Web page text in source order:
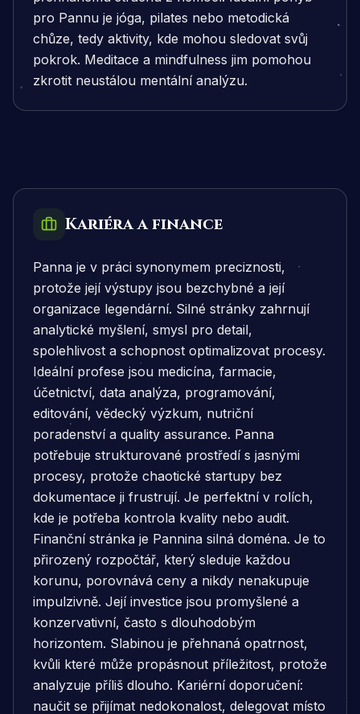
pro Pannu je jóga, pilates nebo metodická
chůze, tedy aktivity, kde mohou sledovat svůj
pokrok. Meditace a mindfulness jim pomohou
zkrotit neustálou mentální analýzu.
Kariéra a finance
Panna je v práci synonymem preciznosti,
protože její výstupy jsou bezchybné a její
organizace legendární. Silné stránky zahrnují
analytické myšlení, smysl pro detail,
spolehlivost a schopnost optimalizovat procesy.
Ideální profese jsou medicína, farmacie,
účetnictví, data analýza, programování,
editování, vědecký výzkum, nutriční
poradenství a quality assurance. Panna
potřebuje strukturované prostředí s jasnými
procesy, protože chaotické startupy bez
dokumentace ji frustrují. Je perfektní v rolích,
kde je potřeba kontrola kvality nebo audit.
Finanční stránka je Pannina silná doména. Je to
přirozený rozpočtář, který sleduje každou
korunu, porovnává ceny a nikdy nenakupuje
impulzivně. Její investice jsou promyšlené a
konzervativní, často s dlouhodobým
horizontem. Slabinou je přehnaná opatrnost,
kvůli které může propásnout příležitost, protože
analyzuje příliš dlouho. Kariérní doporučení:
naučit se přijímat nedokonalost, delegovat místo